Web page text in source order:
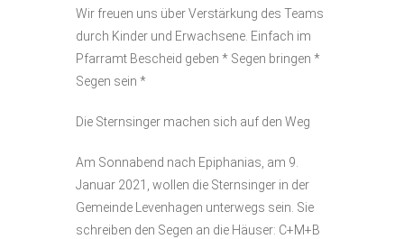
Wir freuen uns über Verstärkung des Teams
durch Kinder und Erwachsene. Einfach im
Pfarramt Bescheid geben * Segen bringen *
Segen sein *
Die Sternsinger machen sich auf den Weg
Am Sonnabend nach Epiphanias, am 9.
Januar 2021, wollen die Sternsinger in der
Gemeinde Levenhagen unterwegs sein. Sie
schreiben den Segen an die Häuser: C+M+B